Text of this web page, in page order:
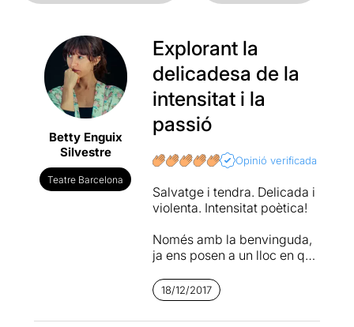
Betty Enguix
Silvestre
Teatre Barcelona
Explorant la
delicadesa de la
intensitat i la
passió
Opinió verificada
Salvatge i tendra. Delicada i
violenta. Intensitat poètica!
Només amb la benvinguda,
ja ens posen a un lloc en que
curiositat sobre el que
ocorrerà els pròxims minuts
en aquell espai. Un espai
18/12/2017